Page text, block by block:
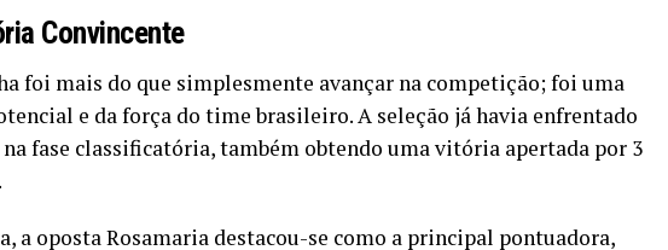
Convincente
foi mais do que simplesmente avançar na competição; foi uma
e da força do time brasileiro. A seleção já havia enfrentado
fase classificatória, também obtendo uma vitória apertada por 3
a oposta Rosamaria destacou-se como a principal pontuadora,